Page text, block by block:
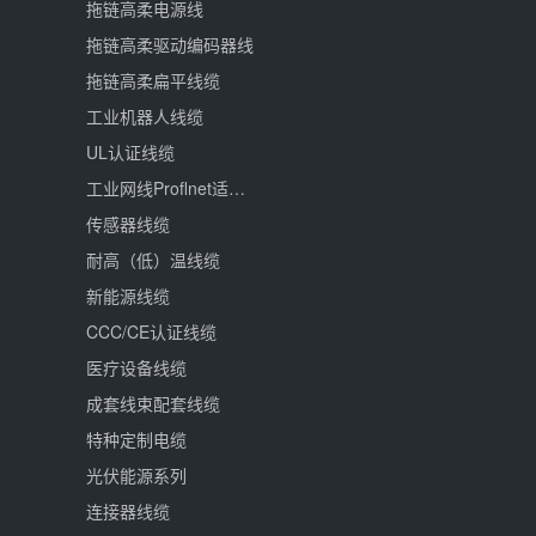
拖链高柔电源线
拖链高柔驱动编码器线
拖链高柔扁平线缆
工业机器人线缆
UL认证线缆
工业网线Proflnet适用于EtherCAT
传感器线缆
耐高（低）温线缆
新能源线缆
CCC/CE认证线缆
医疗设备线缆
成套线束配套线缆
特种定制电缆
光伏能源系列
连接器线缆